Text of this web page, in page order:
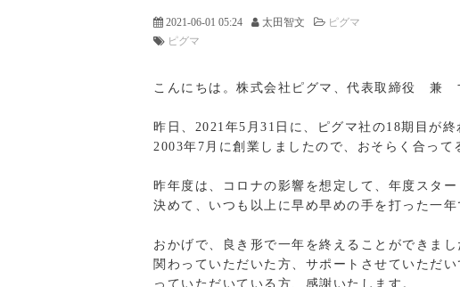
2021-06-01 05:24 太田智文
ピグマ
ピグマ
こんにちは。株式会社ピグマ、代表取締役 兼
昨日、2021年5月31日に、ピグマ社の18期目が終
2003年7月に創業しましたので、おそらく合って
昨年度は、コロナの影響を想定して、年度スタ
決めて、いつも以上に早め早めの手を打った一年
おかげで、良き形で一年を終えることができまし
関わっていただいた方、サポートさせていただ
っていただいている方、感謝いたします。